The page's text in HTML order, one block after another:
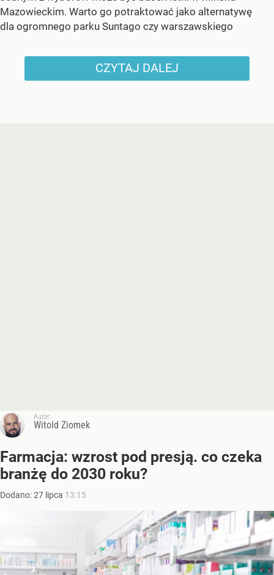
Mazowieckim. Warto go potraktować jako alternatywę
dla ogromnego parku Suntago czy warszawskiego
CZYTAJ DALEJ
Autor:
Witold Ziomek
Farmacja: wzrost pod presją. co czeka
branżę do 2030 roku?
Dodano:27 lipca 13:15